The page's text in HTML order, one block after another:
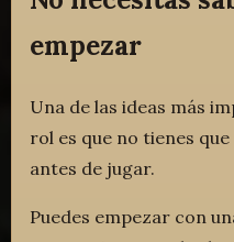
empezar
Una de las ideas más
rol es que no tienes
antes de jugar.
Puedes empezar con